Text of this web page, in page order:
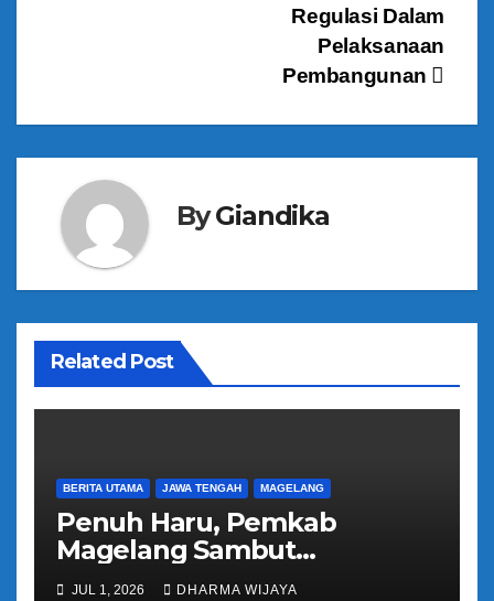
s
p
o
s
Regulasi Dalam
Pelaksanaan
Pembangunan
ByGiandika
Related Post
BERITA UTAMA JAWA TENGAH MAGELANG
Penuh Haru, Pemkab
Magelang Sambut
Kepulangan Jemaah Haji
JUL 1, 2026 DHARMA WIJAYA